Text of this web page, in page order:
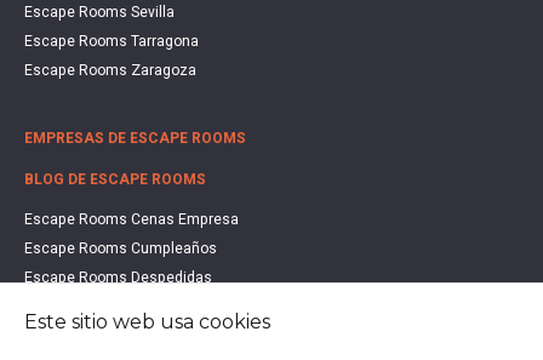
Escape Rooms Sevilla
Escape Rooms Tarragona
Escape Rooms Zaragoza
EMPRESAS DE ESCAPE ROOMS
BLOG DE ESCAPE ROOMS
Escape Rooms Cenas Empresa
Escape Rooms Cumpleaños
Escape Rooms Despedidas
Escape Rooms Familias
Este sitio web usa cookies